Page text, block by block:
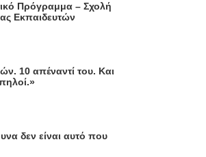
Πρόγραμμα – Σχολή
Εκπαιδευτών
10 απέναντί του. Και
δεν είναι αυτό που